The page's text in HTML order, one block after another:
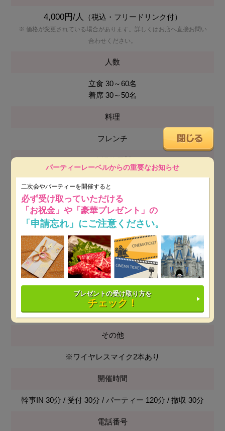
4,000円/人 （税込・フリードリンク付）
※ 価格が変更されている場合があります。詳しくはお店へ直接お問い
合わせください。
人数
立食 30～60名
着席 30～50名
料理
フレンチ
最低保証料
平日：12万円～※ 開催日時によっては保証料が変動しま
す。
土日祝：15万円～※ 開催日時によっては保証料が変動し
ます。
設備
プロジェクター&スクリーン,音響設備
その他
※ワイヤレスマイク2本あり
開催時間
幹事IN 30分 / 受付 30分 / パーティー 120分 / 撤収 30分
電話番号
パーティーレーベルからの重要なお知らせ
二次会やパーティーを開催すると
必ず受け取っていただける
「お祝金」や「豪華プレゼント」の
「申請忘れ」にご注意ください。
プレゼントの受け取り方を
チェック！